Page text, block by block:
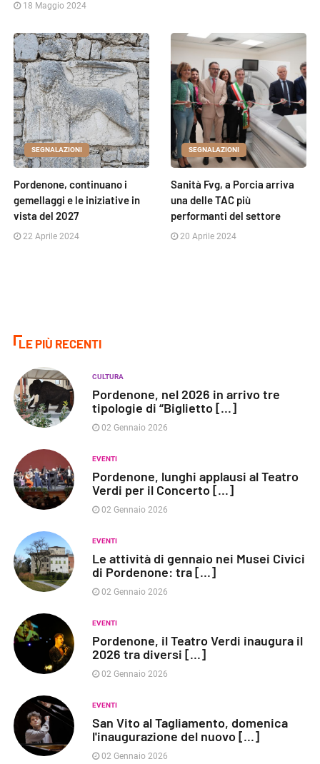
18 Maggio 2024
SEGNALAZIONI
Pordenone, continuano i
gemellaggi e le iniziative in
vista del 2027
22 Aprile 2024
SEGNALAZIONI
Sanità Fvg, a Porcia arriva
una delle TAC più
performanti del settore
20 Aprile 2024
LE PIÙ RECENTI
CULTURA
Pordenone, nel 2026 in arrivo tre
tipologie di “Biglietto [...]
02 Gennaio 2026
EVENTI
Pordenone, lunghi applausi al Teatro
Verdi per il Concerto [...]
02 Gennaio 2026
EVENTI
Le attività di gennaio nei Musei Civici
di Pordenone: tra [...]
02 Gennaio 2026
EVENTI
Pordenone, il Teatro Verdi inaugura il
2026 tra diversi [...]
02 Gennaio 2026
EVENTI
San Vito al Tagliamento, domenica
l'inaugurazione del nuovo [...]
02 Gennaio 2026